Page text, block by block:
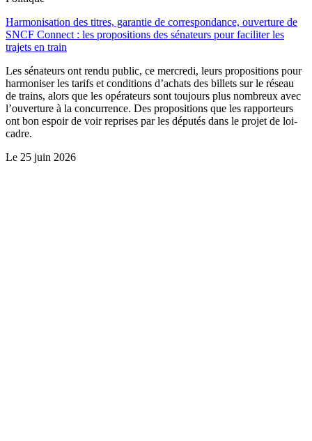
Harmonisation des titres, garantie de correspondance, ouverture de
SNCF Connect : les propositions des sénateurs pour faciliter les
trajets en train
Les sénateurs ont rendu public, ce mercredi, leurs propositions pour
harmoniser les tarifs et conditions d’achats des billets sur le réseau
de trains, alors que les opérateurs sont toujours plus nombreux avec
l’ouverture à la concurrence. Des propositions que les rapporteurs
ont bon espoir de voir reprises par les députés dans le projet de loi-
cadre.
Le 25 juin 2026